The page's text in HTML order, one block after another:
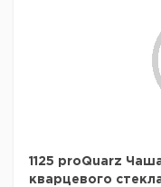
1125 proQuarz
кварцевого